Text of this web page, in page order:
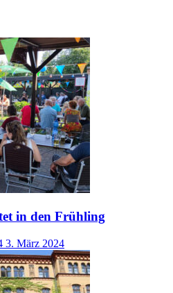
in den Frühling
3. März 2024